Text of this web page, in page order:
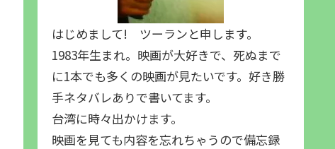
はじめまして! ツーランと申します。
1983年生まれ。映画が大好きで、死ぬまで
に1本でも多くの映画が見たいです。好き勝
手ネタバレありで書いてます。
台湾に時々出かけます。
映画を見ても内容を忘れちゃうので備忘録